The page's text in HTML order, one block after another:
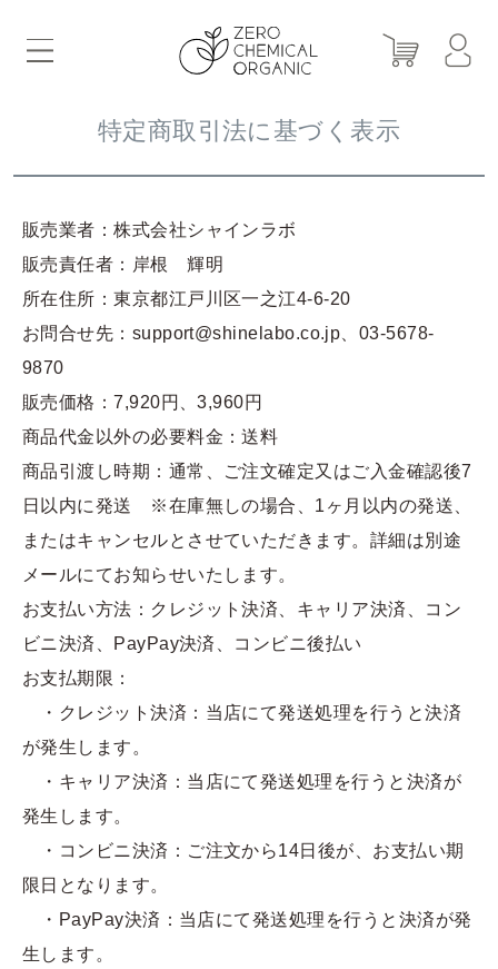
特定商取引法に基づく表示
販売業者：株式会社シャインラボ
販売責任者：岸根 輝明
所在住所：東京都江戸川区一之江4-6-20
お問合せ先：support@shinelabo.co.jp、03-5678-
9870
販売価格：7,920円、3,960円
商品代金以外の必要料金：送料
商品引渡し時期：通常、ご注文確定又はご入金確認後7
日以内に発送 ※在庫無しの場合、1ヶ月以内の発送、
またはキャンセルとさせていただきます。詳細は別途
メールにてお知らせいたします。
お支払い方法：クレジット決済、キャリア決済、コン
ビニ決済、PayPay決済、コンビニ後払い
お支払期限：
・クレジット決済：当店にて発送処理を行うと決済
が発生します。
・キャリア決済：当店にて発送処理を行うと決済が
発生します。
・コンビニ決済：ご注文から14日後が、お支払い期
限日となります。
・PayPay決済：当店にて発送処理を行うと決済が発
生します。